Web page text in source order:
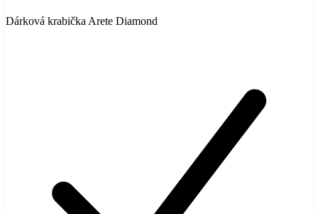
Dárková krabička Arete Diamond